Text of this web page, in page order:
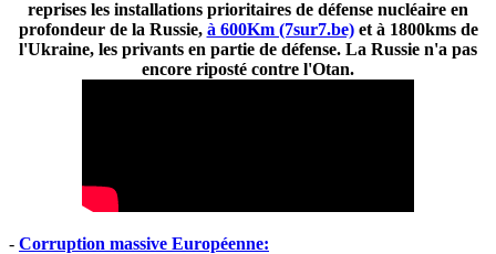
reprises les installations prioritaires de défense nucléaire en
profondeur de la Russie, à 600Km (7sur7.be)et à 1800kms de
l'Ukraine, les privants en partie de défense. La Russie n'a pas
encore riposté contre l'Otan.
- Corruption massive Européenne: